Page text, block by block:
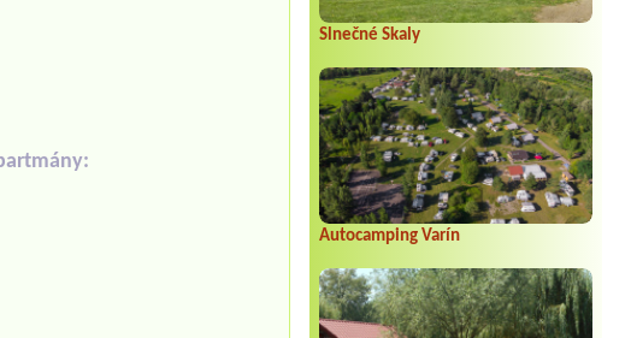
Slnečné Skaly
Autocamping Varín